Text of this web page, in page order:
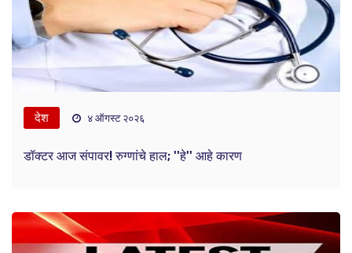
देश ४ ऑगस्ट २०२६
डॉक्टर आज संपावर! रुग्णांचे हाल; ''हे'' आहे कारण